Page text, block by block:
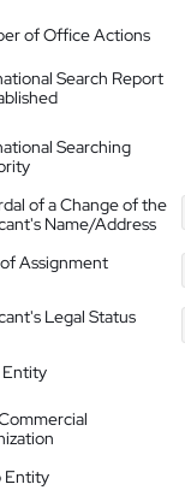
of Office Actions
Search Report
Searching
of a Change of the
Name/Address
Assignment
Legal Status
Entity
Entity